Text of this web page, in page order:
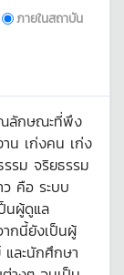
ภายในสถาบัน
ลักษณะที่พึง
น เก่งคน เก่ง
รม จริยธรรม
คือ ระบบ
นผู้ดูแล
กนี้ยังเป็นผู้
และนักศึกษา